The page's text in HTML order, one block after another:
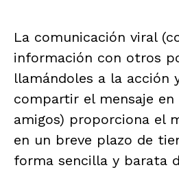
La comunicación viral
información con otros
llamándoles a la acción
compartir el mensaje en
amigos) proporciona el
en un breve plazo de
forma sencilla y barata